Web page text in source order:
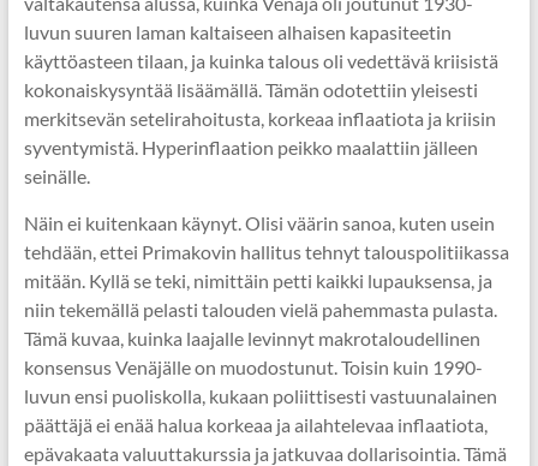
luvun suuren laman kaltaiseen alhaisen kapasiteetin
käyttöasteen tilaan, ja kuinka talous oli vedettävä kriisistä
kokonaiskysyntää lisäämällä. Tämän odotettiin yleisesti
merkitsevän setelirahoitusta, korkeaa inflaatiota ja kriisin
syventymistä. Hyperinflaation peikko maalattiin jälleen
seinälle.
Näin ei kuitenkaan käynyt. Olisi väärin sanoa, kuten usein
tehdään, ettei Primakovin hallitus tehnyt talouspolitiikassa
mitään. Kyllä se teki, nimittäin petti kaikki lupauksensa, ja
niin tekemällä pelasti talouden vielä pahemmasta pulasta.
Tämä kuvaa, kuinka laajalle levinnyt makrotaloudellinen
konsensus Venäjälle on muodostunut. Toisin kuin 1990-
luvun ensi puoliskolla, kukaan poliittisesti vastuunalainen
päättäjä ei enää halua korkeaa ja ailahtelevaa inflaatiota,
epävakaata valuuttakurssia ja jatkuvaa dollarisointia. Tämä